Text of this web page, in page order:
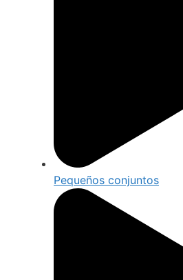
Pequeños conjuntos